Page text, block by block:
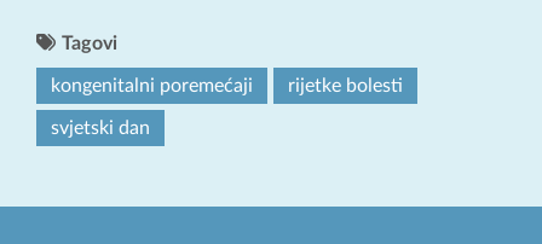
Tagovi
kongenitalni poremećaji rijetke bolesti
svjetski dan